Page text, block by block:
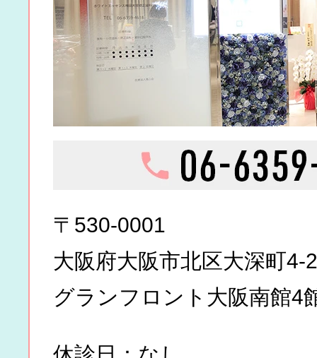
〒530-0001
大阪府大阪市北区大深町4-
グランフロント大阪南館4